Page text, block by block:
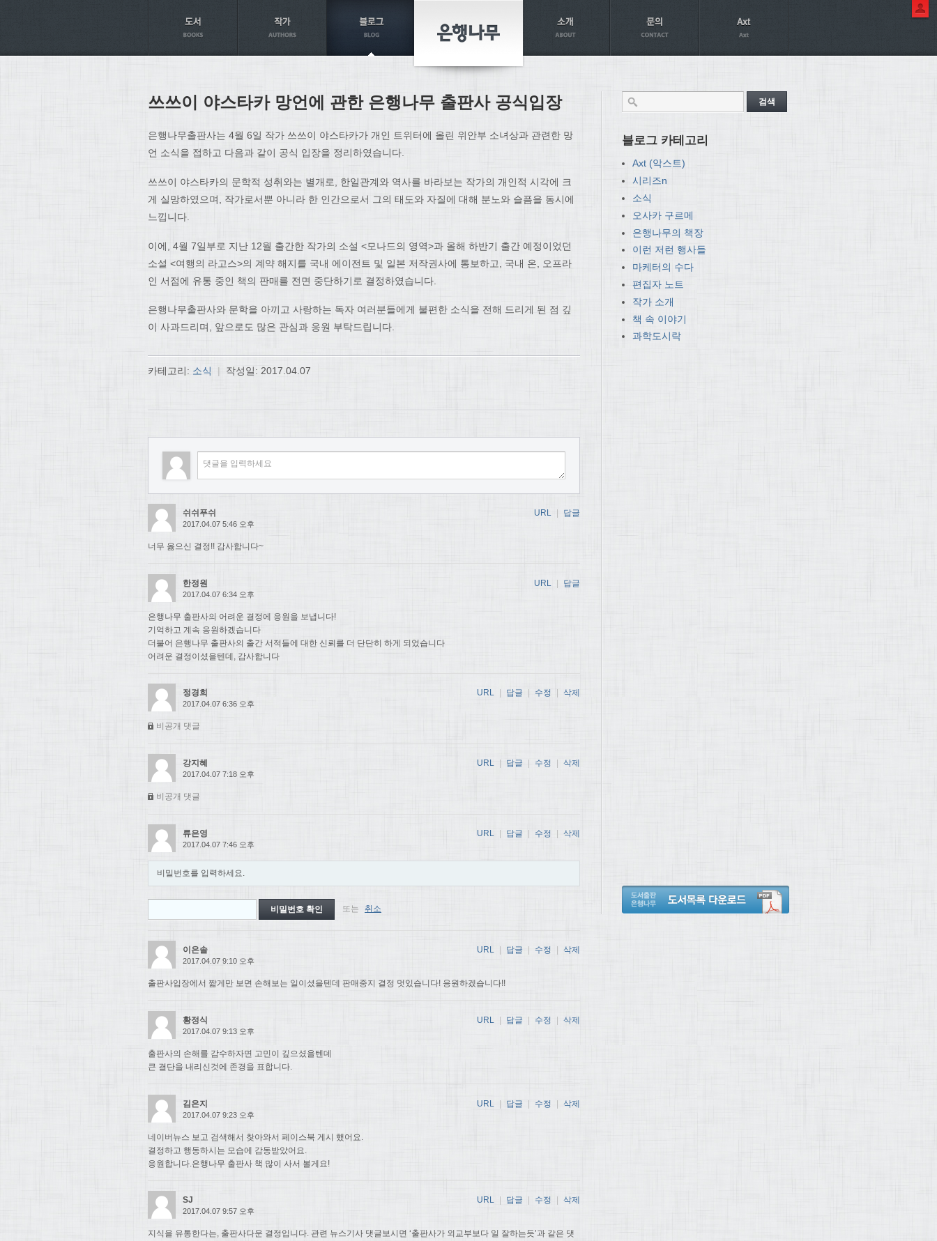
쓰쓰이 야스타카 망언에 관한 은행나무 출판사 공식입장
은행나무출판사는 4월 6일 작가 쓰쓰이 야스타카가 개인 트위터에 올린 위안부 소녀상과 관련한 망
언 소식을 접하고 다음과 같이 공식 입장을 정리하였습니다.
쓰쓰이 야스타카의 문학적 성취와는 별개로, 한일관계와 역사를 바라보는 작가의 개인적 시각에 크
게 실망하였으며, 작가로서뿐 아니라 한 인간으로서 그의 태도와 자질에 대해 분노와 슬픔을 동시에
느낍니다.
이에, 4월 7일부로 지난 12월 출간한 작가의 소설 <모나드의 영역>과 올해 하반기 출간 예정이었던
소설 <여행의 라고스>의 계약 해지를 국내 에이전트 및 일본 저작권사에 통보하고, 국내 온, 오프라
인 서점에 유통 중인 책의 판매를 전면 중단하기로 결정하였습니다.
은행나무출판사와 문학을 아끼고 사랑하는 독자 여러분들에게 불편한 소식을 전해 드리게 된 점 깊
이 사과드리며, 앞으로도 많은 관심과 응원 부탁드립니다.
카테고리: 소식 | 작성일: 2017.04.07
쉬쉬푸쉬
2017.04.07 5:46 오후
너무 옳으신 결정!! 감사합니다~
URL | 답글
한정원
2017.04.07 6:34 오후
은행나무 출판사의 어려운 결정에 응원을 보냅니다!
기억하고 계속 응원하겠습니다
더불어 은행나무 출판사의 출간 서적들에 대한 신뢰를 더 단단히 하게 되었습니다
어려운 결정이셨을텐데, 감사합니다
URL | 답글
정경희
2017.04.07 6:36 오후
비공개 댓글
URL 답글 수정 삭제
강지혜
2017.04.07 7:18 오후
비공개 댓글
URL 답글 수정 삭제
류은영
2017.04.07 7:46 오후
비밀번호를 입력하세요.
또는 취소
URL 답글 수정 삭제
이은솔
2017.04.07 9:10 오후
출판사입장에서 짧게만 보면 손해보는 일이셨을텐데 판매중지 결정 멋있습니다! 응원하겠습니다!!
URL 답글 수정 삭제
황정식
2017.04.07 9:13 오후
출판사의 손해를 감수하자면 고민이 깊으셨을텐데
큰 결단을 내리신것에 존경을 표합니다.
URL | 답글 | 수정 | 삭제
김은지
2017.04.07 9:23 오후
네이버뉴스 보고 검색해서 찾아와서 페이스북 게시 했어요.
결정하고 행동하시는 모습에 감동받았어요.
응원합니다.은행나무 출판사 책 많이 사서 볼게요!
URL | 답글 | 수정 | 삭제
SJ
2017.04.07 9:57 오후
지식을 유통한다는, 출판사다운 결정입니다. 관련 뉴스기사 댓글보시면 ‘출판사가 외교부보다 일 잘하는듯’과 같은 댓
URL 답글 수정 삭제
블로그 카테고리
Axt (악스트)
시리즈n
소식
오사카 구르메
은행나무의 책장
이런 저런 행사들
마케터의 수다
편집자 노트
작가 소개
책 속 이야기
과학도시락